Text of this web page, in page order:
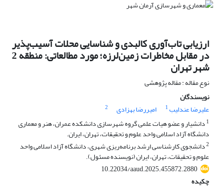
ارزیابی تاب‌آوری کالبدی و شناسایی محلات آسیب‌پذیر
در مقابل مخاطرات زمین‌لرزه؛ مورد مطالعاتی: منطقه 2
شهر تهران
نوع مقاله : مقاله پژوهشی
نویسندگان
علیرضا عندلیب1 امیررضا بهزادی
2
1 دانشیار و عضو هیات علمی گروه شهرسازی دانشکده عمران، هنر و معماری
دانشگاه آزاد اسلامی واحد علوم و تحقیقات، تهران، ایران.
2دانشجوی کارشناسی ارشد برنامه‌ریزی شهری، دانشگاه آزاد اسلامی واحد
علوم و تحقیقات، تهران، ایران (نویسنده مسئول).
10.22034/aaud.2025.455872.2880
چکیده